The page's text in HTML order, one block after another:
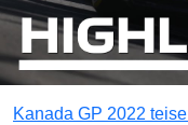
Kanada GP 2022